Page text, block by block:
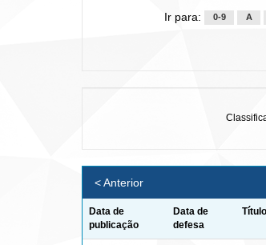
Ir para: 0-9 A
< Anterior
Data de
publicação
Data de
defesa
Título